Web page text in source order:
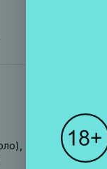
35% Cabernet